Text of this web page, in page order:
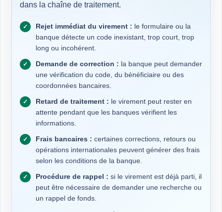
dans la chaîne de traitement.
Rejet immédiat du virement : le formulaire ou la
banque détecte un code inexistant, trop court, trop
long ou incohérent.
Demande de correction : la banque peut demander
une vérification du code, du bénéficiaire ou des
coordonnées bancaires.
Retard de traitement : le virement peut rester en
attente pendant que les banques vérifient les
informations.
Frais bancaires : certaines corrections, retours ou
opérations internationales peuvent générer des frais
selon les conditions de la banque.
Procédure de rappel : si le virement est déjà parti, il
peut être nécessaire de demander une recherche ou
un rappel de fonds.